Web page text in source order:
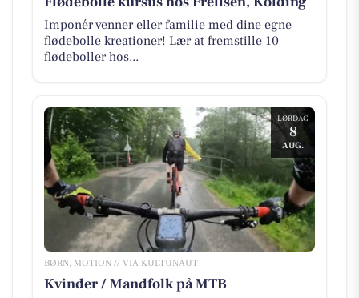
Imponér venner eller familie med dine egne
flødebolle kreationer! Lær at fremstille 10
flødeboller hos...
LØRDAG
8
AUG.
BØRN, MOTION // VIA KULTUNAUT
Kvinder / Mandfolk på MTB